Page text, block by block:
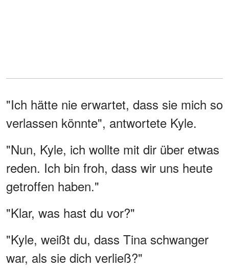
"Ich hätte nie erwartet, dass sie mich so
verlassen könnte", antwortete Kyle.
"Nun, Kyle, ich wollte mit dir über etwas
reden. Ich bin froh, dass wir uns heute
getroffen haben."
"Klar, was hast du vor?"
"Kyle, weißt du, dass Tina schwanger
war, als sie dich verließ?"